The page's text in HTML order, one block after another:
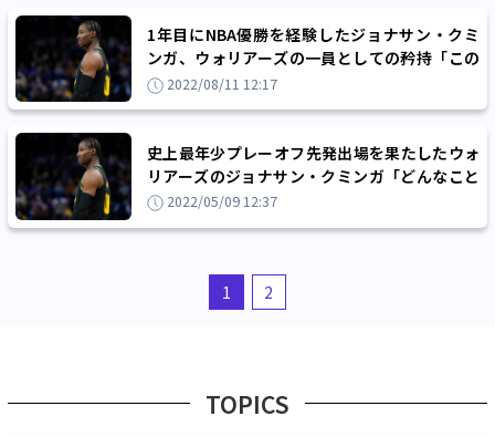
1年目にNBA優勝を経験したジョナサン・クミ
ンガ、ウォリアーズの一員としての矜持「この
レガシーを引き継がないといけない」
2022/08/11 12:17
史上最年少プレーオフ先発出場を果たしたウォ
リアーズのジョナサン・クミンガ「どんなこと
でも実現させられる」
2022/05/09 12:37
1 2
TOPICS